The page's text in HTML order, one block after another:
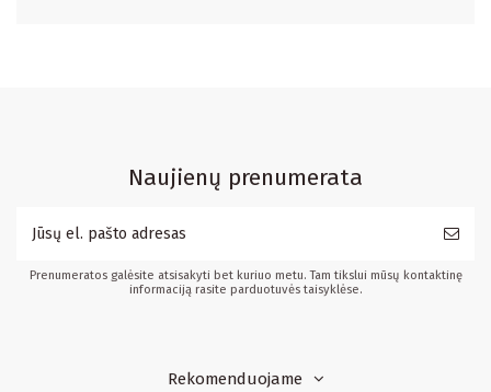
Naujienų prenumerata
Prenumeratos galėsite atsisakyti bet kuriuo metu. Tam tikslui mūsų kontaktinę
informaciją rasite parduotuvės taisyklėse.
Rekomenduojame